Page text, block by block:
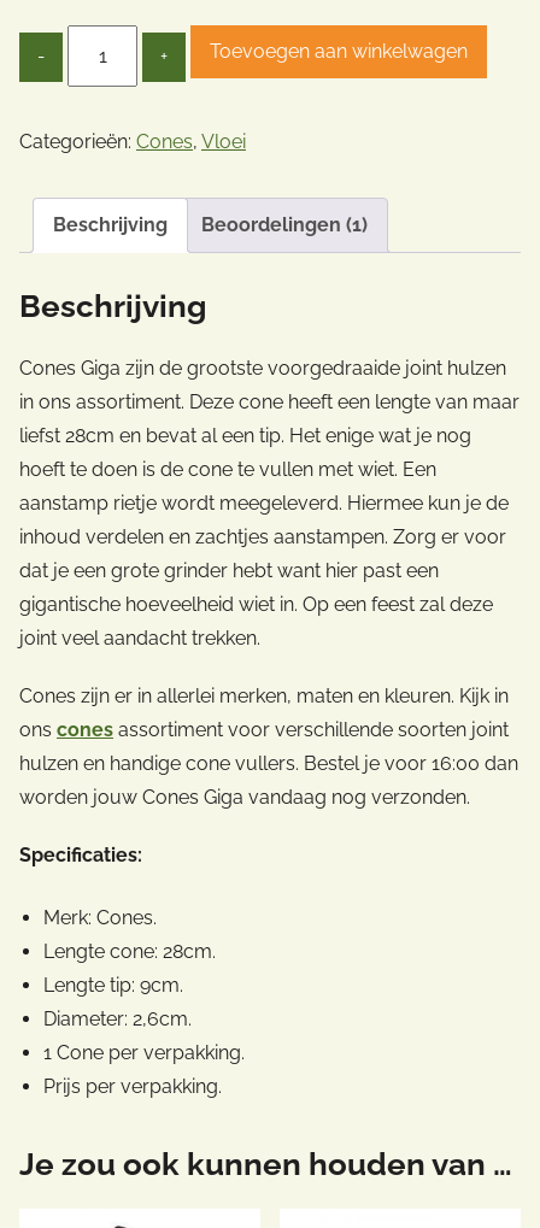
Quantity Toevoegen aan winkelwagen
Categorieën: Cones, Vloei
Beschrijving Beoordelingen (1)
Beschrijving
Cones Giga zijn de grootste voorgedraaide joint hulzen
in ons assortiment. Deze cone heeft een lengte van maar
liefst 28cm en bevat al een tip. Het enige wat je nog
hoeft te doen is de cone te vullen met wiet. Een
aanstamp rietje wordt meegeleverd. Hiermee kun je de
inhoud verdelen en zachtjes aanstampen. Zorg er voor
dat je een grote grinder hebt want hier past een
gigantische hoeveelheid wiet in. Op een feest zal deze
joint veel aandacht trekken.
Cones zijn er in allerlei merken, maten en kleuren. Kijk in
ons cones assortiment voor verschillende soorten joint
hulzen en handige cone vullers. Bestel je voor 16:00 dan
worden jouw Cones Giga vandaag nog verzonden.
Specificaties:
Merk: Cones.
Lengte cone: 28cm.
Lengte tip: 9cm.
Diameter: 2,6cm.
1 Cone per verpakking.
Prijs per verpakking.
Je zou ook kunnen houden van …